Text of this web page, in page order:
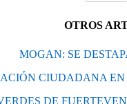
OTROS
MOGAN: SE
CIUDADANA
DE